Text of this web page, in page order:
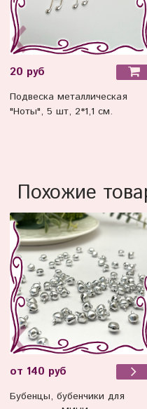
20 руб
Подвеска металлическая
"Ноты", 5 шт, 2*1,1 см.
Похожие
от 140 руб
Бубенцы, бубенчики для